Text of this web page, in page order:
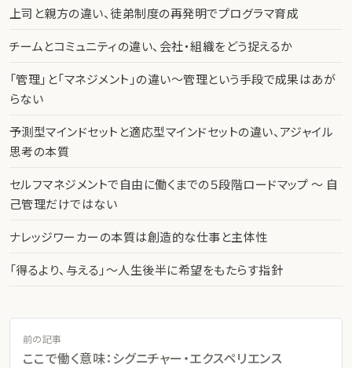
上司と親方の違い、徒弟制度の再発明でプログラマ育成
チームとコミュニティの違い、会社・組織をどう捉えるか
「管理」と「マネジメント」の違い〜管理という手段で成果はあが
らない
予測型マインドセットと適応型マインドセットの違い、アジャイル
思考の本質
セルフマネジメントで自由に働くまでの５段階ロードマップ 〜 自
己管理だけではない
ナレッジワーカーの本質は創造的な仕事と主体性
「得るより、与える」〜人生後半に希望をもたらす指針
前の記事
ここで働く意味：シグニチャー・エクスペリエンス